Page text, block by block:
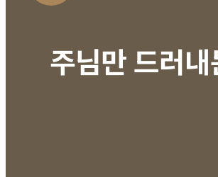
주님만 드러